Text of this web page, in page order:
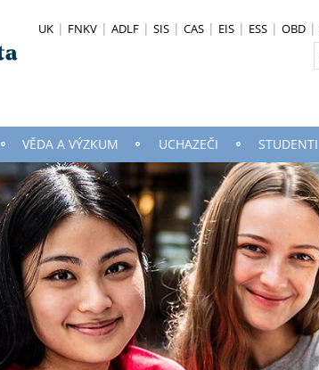
UK FNKV ADLF SIS CAS EIS ESS OBD
VĚDA A VÝZKUM UCHAZEČI STUDENTI